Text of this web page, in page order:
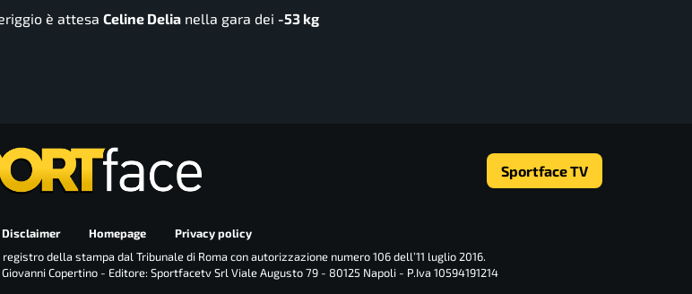
è attesa Celine Delia nella gara dei -53 kg
Sportface TV
Disclaimer Homepage
Privacy policy
della stampa dal Tribunale di Roma con autorizzazione numero 106 dell’11 luglio 2016.
Copertino - Editore: Sportfacetv Srl Viale Augusto 79 - 80125 Napoli - P.Iva 10594191214